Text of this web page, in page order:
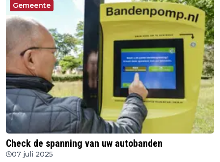
Gemeente
Check de spanning van uw autobanden
07 juli 2025